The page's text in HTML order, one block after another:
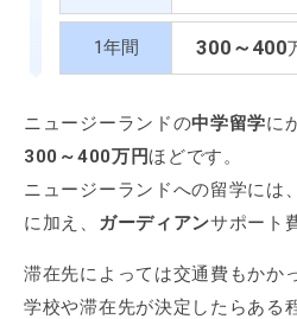
1年間 300～400
ニュージーランドの中学留学に
300～400万円ほどです。
ニュージーランドへの留学には、
に加え、 ガーディアンサポート
滞在先によっては交通費もかか
学校や滞在先が決定したらある